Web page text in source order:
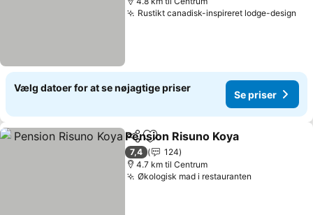
Rustikt canadisk-inspireret lodge-design
Vælg datoer for at se nøjagtige priser
Se priser
Del Føj til favoritter
Pension Risuno Koya
7,4
124
4.7 km til Centrum
Økologisk mad i restauranten